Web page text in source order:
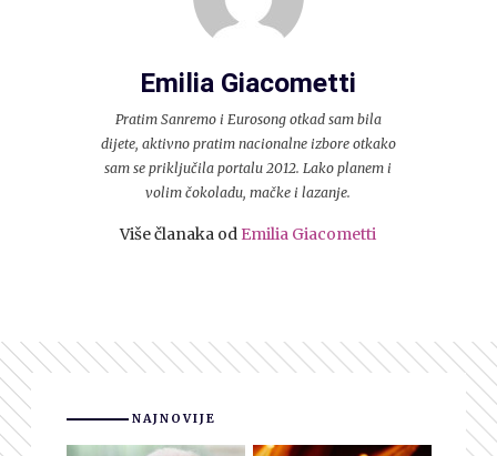
Emilia Giacometti
Pratim Sanremo i Eurosong otkad sam bila
dijete, aktivno pratim nacionalne izbore otkako
sam se priključila portalu 2012. Lako planem i
volim čokoladu, mačke i lazanje.
Više članaka od Emilia Giacometti
NAJNOVIJE